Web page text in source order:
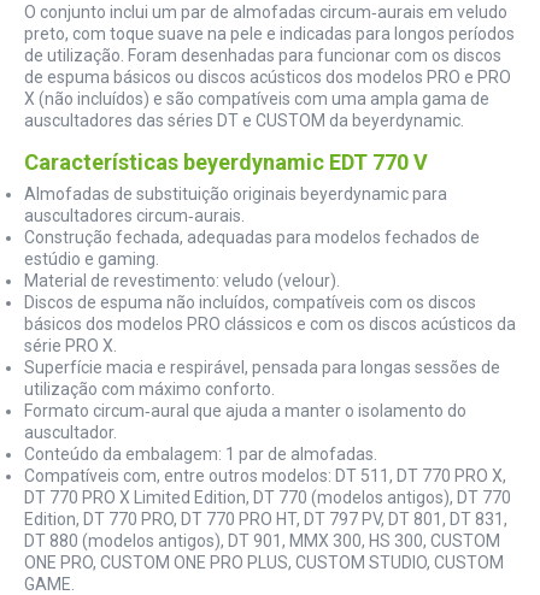
O conjunto inclui um par de almofadas circum‑aurais em veludo
preto, com toque suave na pele e indicadas para longos períodos
de utilização. Foram desenhadas para funcionar com os discos
de espuma básicos ou discos acústicos dos modelos PRO e PRO
X (não incluídos) e são compatíveis com uma ampla gama de
auscultadores das séries DT e CUSTOM da beyerdynamic.
Características beyerdynamic EDT 770 V
Almofadas de substituição originais beyerdynamic para
auscultadores circum‑aurais.
Construção fechada, adequadas para modelos fechados de
estúdio e gaming.
Material de revestimento: veludo (velour).
Discos de espuma não incluídos, compatíveis com os discos
básicos dos modelos PRO clássicos e com os discos acústicos da
série PRO X.
Superfície macia e respirável, pensada para longas sessões de
utilização com máximo conforto.
Formato circum‑aural que ajuda a manter o isolamento do
auscultador.
Conteúdo da embalagem: 1 par de almofadas.
Compatíveis com, entre outros modelos: DT 511, DT 770 PRO X,
DT 770 PRO X Limited Edition, DT 770 (modelos antigos), DT 770
Edition, DT 770 PRO, DT 770 PRO HT, DT 797 PV, DT 801, DT 831,
DT 880 (modelos antigos), DT 901, MMX 300, HS 300, CUSTOM
ONE PRO, CUSTOM ONE PRO PLUS, CUSTOM STUDIO, CUSTOM
GAME.